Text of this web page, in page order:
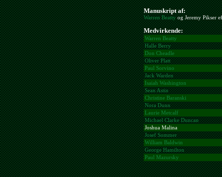
Manuskript af:
Warren Beattyog Jeremy Pikser
Medvirkende:
Warren Beatty
Halle Berry
Don Cheadle
Oliver Platt
Paul Sorvino
Jack Warden
Isaiah Washington
Sean Astin
Christine Baranski
Nora Dunn
Laurie Metcalf
Michael Clarke Duncan
Joshua Malina
Josef Sommer
William Baldwin
George Hamilton
Paul Mazursky